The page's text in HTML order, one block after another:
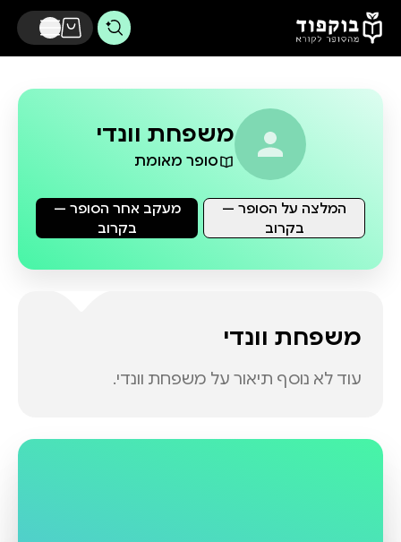
דלג לתוכן הראשי
משפחת וונדי
סופר מאומת
מעקב אחר הסופר —
בקרוב
המלצה על הסופר —
בקרוב
משפחת וונדי
עוד לא נוסף תיאור על משפחת וונדי.